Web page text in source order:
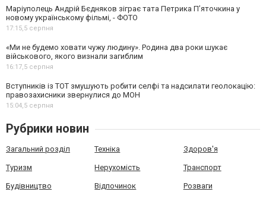
Маріуполець Андрій Бєдняков зіграє тата Петрика П’яточкина у
новому українському фільмі, - ФОТО
17:15,5 серпня
«Ми не будемо ховати чужу людину». Родина два роки шукає
військового, якого визнали загиблим
16:17,5 серпня
Вступників із ТОТ змушують робити селфі та надсилати геолокацію:
правозахисники звернулися до МОН
15:04,5 серпня
Рубрики новин
Загальний розділ Техніка Здоров'я
Туризм Нерухомість Транспорт
Будівництво Відпочинок Розваги